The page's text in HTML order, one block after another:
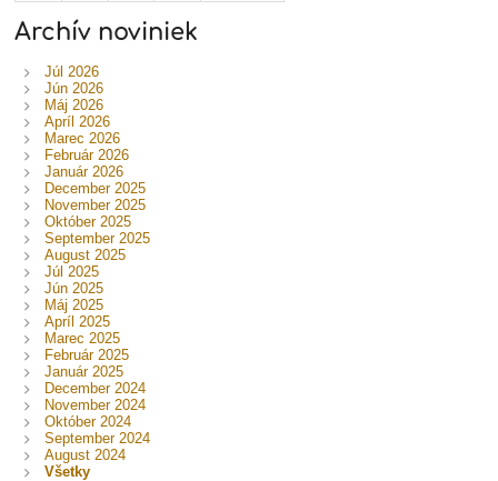
Archív noviniek
Júl 2026
Jún 2026
Máj 2026
Apríl 2026
Marec 2026
Február 2026
Január 2026
December 2025
November 2025
Október 2025
September 2025
August 2025
Júl 2025
Jún 2025
Máj 2025
Apríl 2025
Marec 2025
Február 2025
Január 2025
December 2024
November 2024
Október 2024
September 2024
August 2024
Všetky